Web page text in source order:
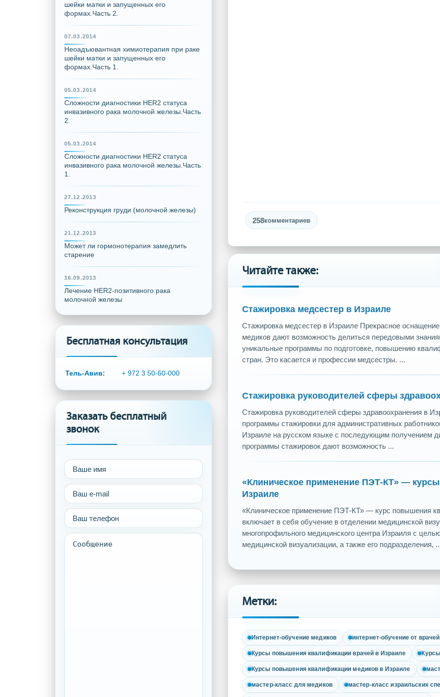
шейки матки и запущенных его
формах.Часть 2.
07.03.2014
Неоадъювантная химиотерапия при раке
шейки матки и запущенных его
формах.Часть 1.
05.03.2014
Сложности диагностики HER2 статуса
инвазивного рака молочной железы.Часть
2.
05.03.2014
Сложности диагностики HER2 статуса
инвазивного рака молочной железы.Часть
1.
27.12.2013
Реконструкция груди (молочной железы)
21.12.2013
Может ли гормонотерапия замедлить
старение
16.09.2013
Лечение HER2-позитивного рака
молочной железы
Бесплатная консультация
Тель-Авив: + 972 3 50-60-000
Заказать бесплатный
звонок
258комментариев
Читайте также:
Стажировка медсестер в Израиле
Стажировка медсестер в Израиле Прекрасное
медиков дают возможность делиться передовыми
уникальные программы по подготовке, повышению
стран. Это касается и профессии медсестры. ...
Стажировка руководителей сферы
Стажировка руководителей сферы здравоохранения в
программы стажировки для административных
Израиле на русском языке с последующим получением
программы стажировок дают возможность ...
«Клиническое применение ПЭТ-КТ» —
Израиле
«Клиническое применение ПЭТ-КТ» — курс повышения
включает в себя обучение в отделении медицинской
многопрофильного медицинского центра Израиля с
медицинской визуализации, а также его подразделения,
Метки:
Интернет-обучение медиков интернет-обучение от
Курсы повышения квалификации врачей в Израиле
Курсы повышения квалификации медиков в Израиле
мастер-класс для медиков мастер-класс израильских